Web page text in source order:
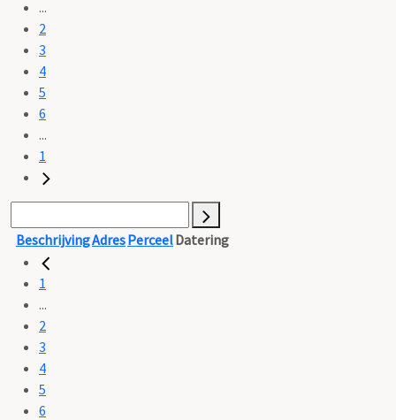
...
2
3
4
5
6
...
1
BeschrijvingAdresPerceelDatering
1
...
2
3
4
5
6